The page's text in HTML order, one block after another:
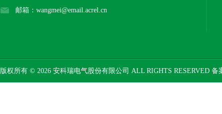
邮箱：wangmei@email.acrel.cn
版权所有 © 2026 安科瑞电气股份有限公司 ALL RIGHTS RESERVED 备